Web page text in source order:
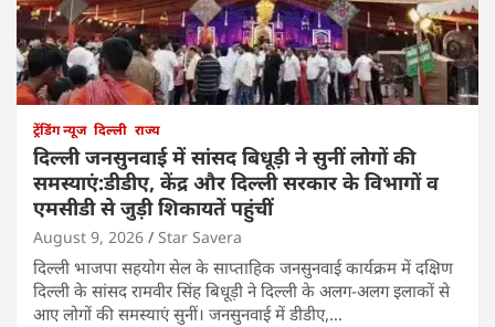
ट्रेंडिंग न्यूज दिल्ली राज्य
दिल्ली जनसुनवाई में सांसद बिधूड़ी ने सुनीं लोगों की
समस्याएं:डीडीए, केंद्र और दिल्ली सरकार के विभागों व
एमसीडी से जुड़ी शिकायतें पहुंचीं
August 9, 2026 Star Savera
दिल्ली भाजपा सहयोग सेल के साप्ताहिक जनसुनवाई कार्यक्रम में दक्षिण
दिल्ली के सांसद रामवीर सिंह बिधूड़ी ने दिल्ली के अलग-अलग इलाकों से
आए लोगों की समस्याएं सुनीं। जनसुनवाई में डीडीए,…